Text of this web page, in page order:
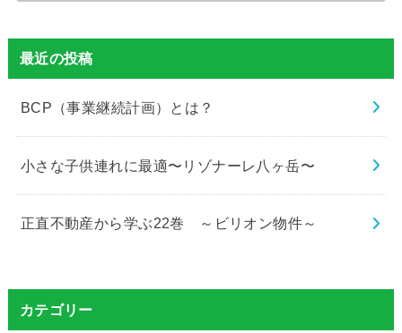
最近の投稿
BCP（事業継続計画）とは？
小さな子供連れに最適〜リゾナーレ八ヶ岳〜
正直不動産から学ぶ22巻 ～ビリオン物件～
カテゴリー